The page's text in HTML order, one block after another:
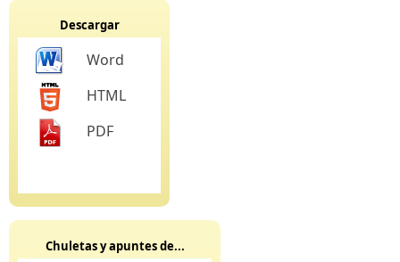
Descargar
Word
HTML
PDF
Chuletas y apuntes de...